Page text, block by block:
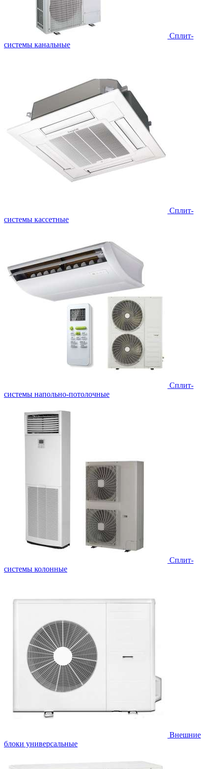
Сплит-
системы канальные
Сплит-
системы кассетные
Сплит-
системы напольно-потолочные
Cплит-
системы колонные
Внешние
блоки универсальные